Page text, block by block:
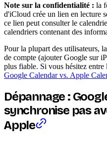
Note sur la confidentialité : la
d'iCloud crée un lien en lecture
ce lien peut consulter le
calendriers contenant des
Pour la plupart des utilisateurs,
de compte (ajouter Google sur
plus fiable. Si vous hésitez entre
Google Calendar vs. Apple
Dépannage :
synchronise pas
Apple